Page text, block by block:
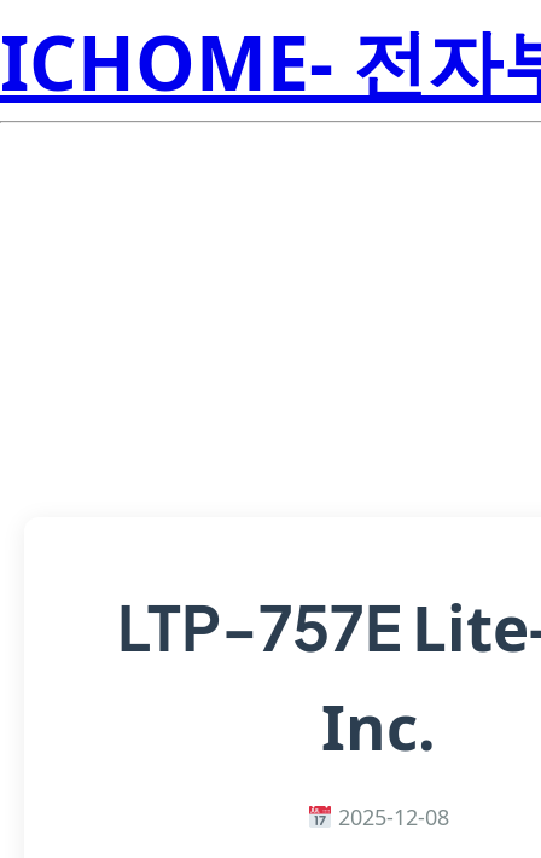
ICHOME- 전자
LTP-757E
Inc.
2025-12-08